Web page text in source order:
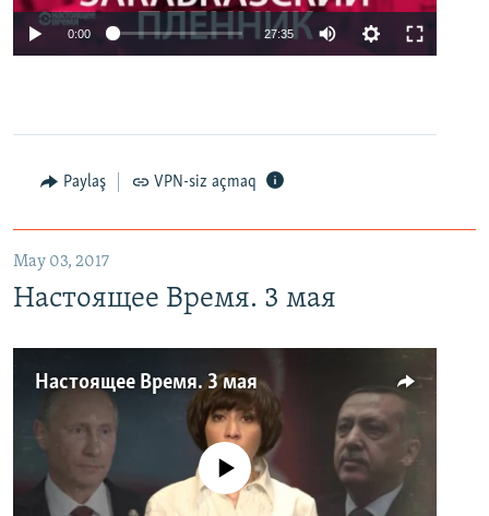
0:00 27:35
Paylaş VPN-siz açmaq
May 03, 2017
Настоящее Время. 3 мая
Настоящее Время. 3 мая
No media source currently available